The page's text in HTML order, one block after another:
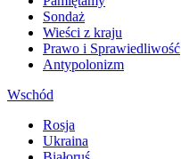
Sondaż
Wieści z kraju
Prawo i Sprawiedliwość
Antypolonizm
Wschód
Rosja
Ukraina